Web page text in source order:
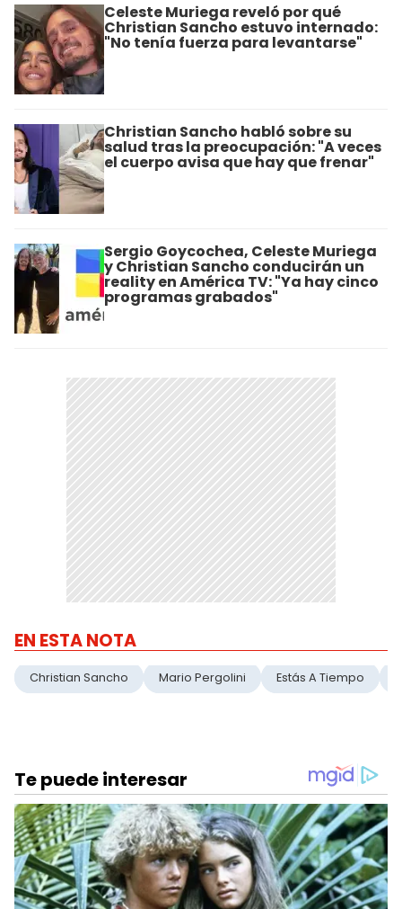
Celeste Muriega reveló por qué
Christian Sancho estuvo internado:
"No tenía fuerza para levantarse"
Christian Sancho habló sobre su
salud tras la preocupación: "A veces
el cuerpo avisa que hay que frenar"
Sergio Goycochea, Celeste Muriega
y Christian Sancho conducirán un
reality en América TV: "Ya hay cinco
programas grabados"
EN ESTA NOTA
Christian Sancho Mario Pergolini Estás A Tiempo